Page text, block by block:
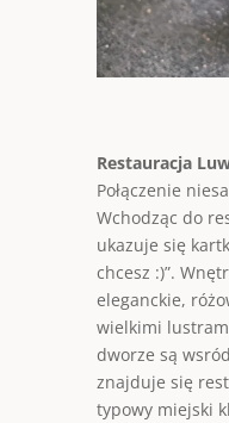
Restauracja
Połączenie
Wchodząc do
ukazuje się
chcesz :)”.
eleganckie,
wielkimi
dworze są
znajduje się
typowy miejski